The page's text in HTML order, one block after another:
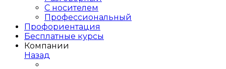
С носителем
Профессиональный
Профориентация
Бесплатные курсы
Компании
Назад